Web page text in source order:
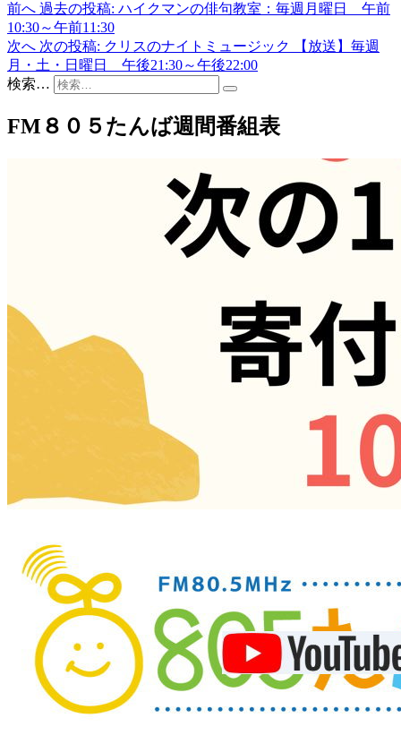
前へ 過去の投稿: ハイクマンの俳句教室：毎週月曜日 午前
10:30～午前11:30
次へ 次の投稿: クリスのナイトミュージック 【放送】毎週
月・土・日曜日 午後21:30～午後22:00
検索…
FM８０５たんば週間番組表